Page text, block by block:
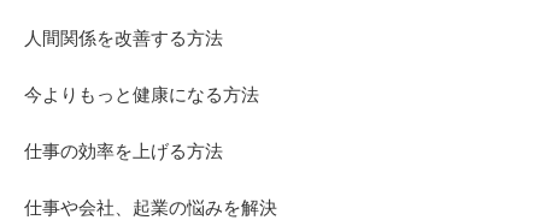
人間関係を改善する方法
今よりもっと健康になる方法
仕事の効率を上げる方法
仕事や会社、起業の悩みを解決